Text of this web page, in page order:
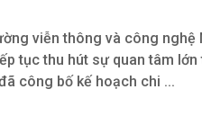
viễn thông và công nghệ
tục thu hút sự quan tâm lớn
công bố kế hoạch chi ...